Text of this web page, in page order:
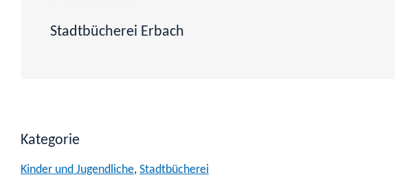
Stadtbücherei Erbach
Kategorie
Kinder und Jugendliche, Stadtbücherei